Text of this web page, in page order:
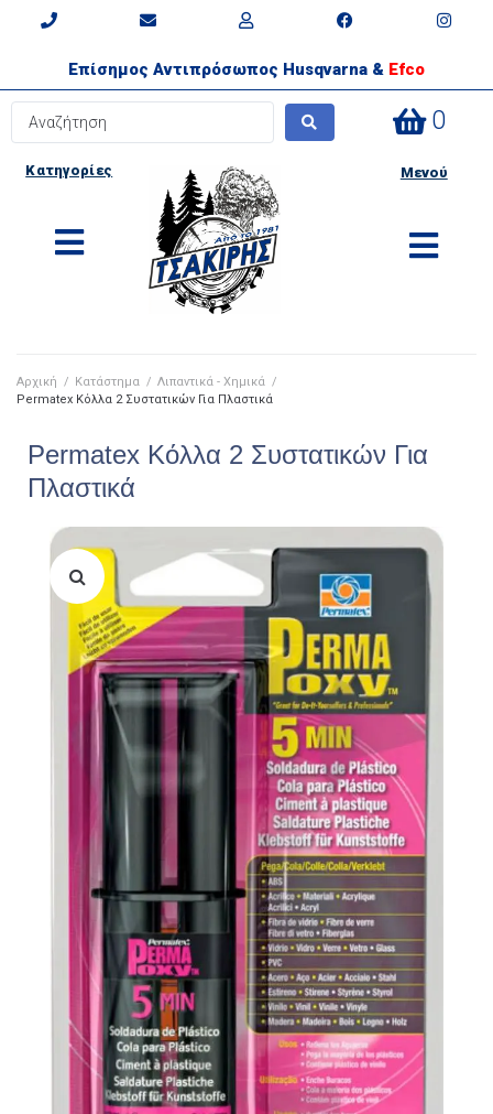
Επίσημος Αντιπρόσωπος Husqvarna & Efco
0
Κατηγορίες Μενού
Αρχική / Κατάστημα / Λιπαντικά - Χημικά /
Permatex Κόλλα 2 Συστατικών Για Πλαστικά
Permatex Κόλλα 2 Συστατικών Για
Πλαστικά